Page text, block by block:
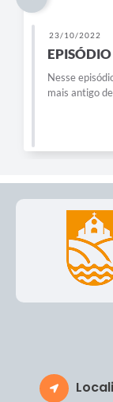
23/10/2022
Nesse
mais antigo